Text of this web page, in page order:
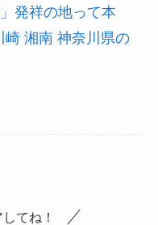
発祥の地って本
崎 湘南 神奈川県の
てね！